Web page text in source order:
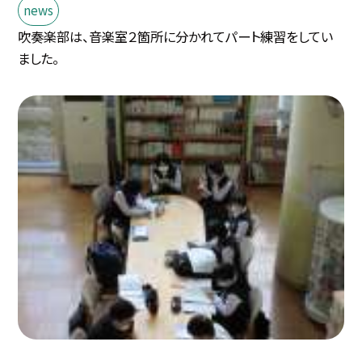
news
吹奏楽部は、音楽室２箇所に分かれてパート練習をしてい
ました。